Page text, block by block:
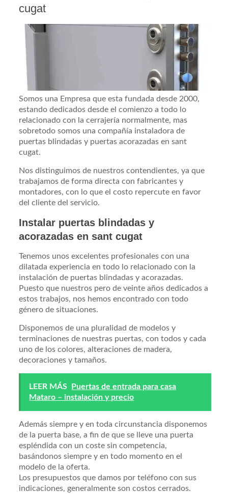
cugat
Somos una Empresa que esta fundada desde 2000,
estando dedicados desde el comienzo a todo lo
relacionado con la cerrajería normalmente, mas
sobretodo somos una compañía instaladora de
puertas blindadas y puertas acorazadas en sant
cugat.
Nos distinguimos de nuestros contendientes, ya que
trabajamos de forma directa con fabricantes y
montadores, con lo que el costo repercute en favor
del cliente del servicio.
Instalar puertas blindadas y
acorazadas en sant cugat
Tenemos unos excelentes profesionales con una
dilatada experiencia en todo lo relacionado con la
instalación de puertas blindadas y acorazadas.
Puesto que nuestros pero de veinte años dedicados a
estos trabajos, nos hemos encontrado con todo
género de situaciones.
Disponemos de una pluralidad de modelos y
terminaciones de nuestras puertas, con todos y cada
uno de los colores, alteraciones de madera,
decoraciones y tamaños.
LEER MÁS
Puertas de entrada para casa
Mataro – instalación y precio
Además siempre y en toda circunstancia disponemos
de la puerta base, a fin de que se lleve una puerta
espléndida con un coste sin competencia,
basándonos siempre y en todo momento en el
modelo de la oferta.
Los presupuestos que damos por teléfono con sus
indicaciones, generalmente son costos cerrados.